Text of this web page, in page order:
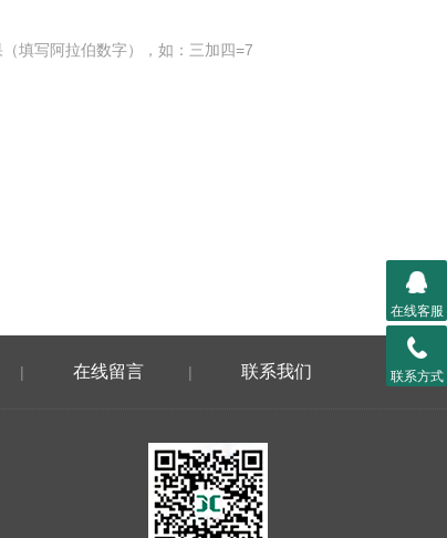
填写阿拉伯数字），如：三加四=7
| 在线留言 | 联系我们
在线客服
联系方式